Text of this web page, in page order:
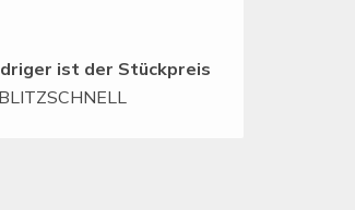
ist der Stückpreis